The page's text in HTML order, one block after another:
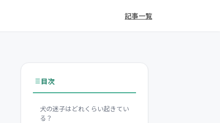
記事一覧
目次
犬の迷子はどれくらい起きてい
る？